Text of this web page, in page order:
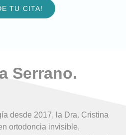
TU CITA!
Serrano.
desde 2017, la Dra. Cristina
ortodoncia invisible,